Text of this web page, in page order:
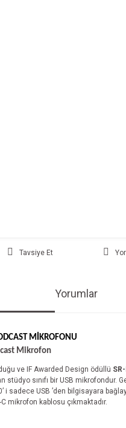
Tavsiye Et
Yorumlar
MİKROFONU
Mikrofon
ve IF Awarded Design ödüllü
stüdyo sınıfı bir USB mikrofondur.
i sadece USB ’den bilgisayara bağ
mikrofon kablosu çıkmaktadır.